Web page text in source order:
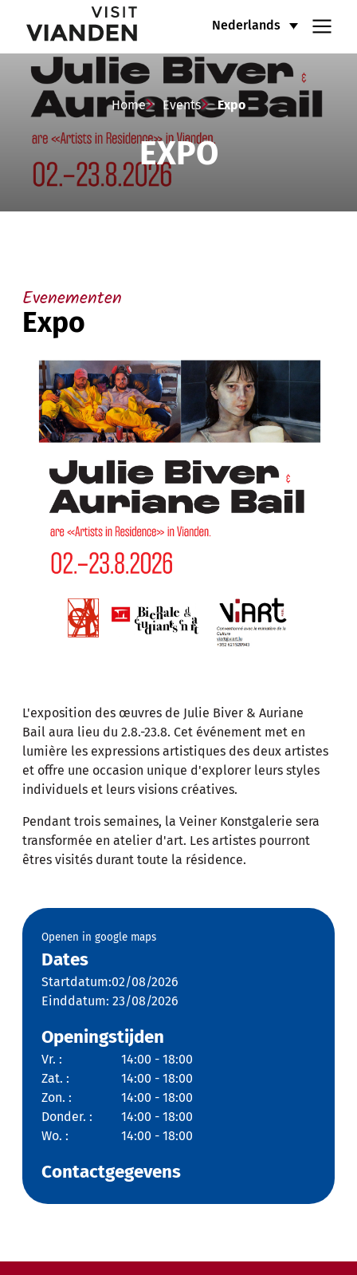
Nederlands
Expo
Hoofdnavigatiemenu
Home Events Expo
EXPO
Evenementen
Expo
L'exposition des œuvres de Julie Biver & Auriane
Bail aura lieu du 2.8.-23.8. Cet événement met en
lumière les expressions artistiques des deux artistes
et offre une occasion unique d'explorer leurs styles
individuels et leurs visions créatives.
Pendant trois semaines, la Veiner Konstgalerie sera
transformée en atelier d'art. Les artistes pourront
êtres visités durant toute la résidence.
Openen in google maps
Dates
Startdatum:02/08/2026
Einddatum: 23/08/2026
Openingstijden
Vr. :
14:00 - 18:00
Zat. :
14:00 - 18:00
Zon. :
14:00 - 18:00
Donder. :
14:00 - 18:00
Wo. :
14:00 - 18:00
Contactgegevens